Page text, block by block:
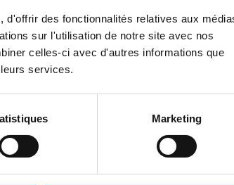
d'offrir des fonctionnalités relatives aux
sur l'utilisation de notre site avec nos
celles-ci avec d'autres informations que
services.
Marketing